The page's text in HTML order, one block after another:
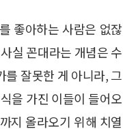
좋아하는 사람은 없잖
실 꼰대라는 개념은 수
를 잘못한 게 아니라, 그
을 가진 이들이 들어오
지 올라오기 위해 치열